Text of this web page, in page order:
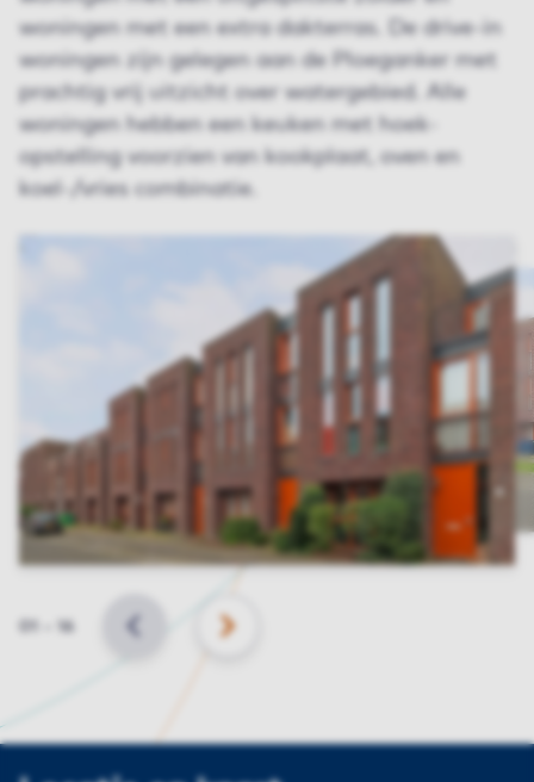
woningen met een extra dakterras. De drive-in
woningen zijn gelegen aan de Ploeganker met
prachtig vrij uitzicht over watergebied. Alle
woningen hebben een keuken met hoek-
opstelling voorzien van kookplaat, oven en
koel-/vries combinatie.
Slide
VORIGE VOLGENDE